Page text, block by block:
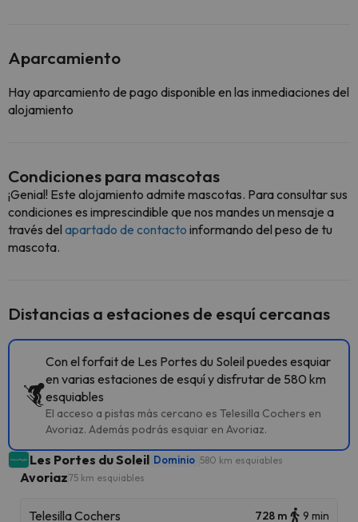
Aparcamiento
Hay aparcamiento de pago disponible en las inmediaciones del
alojamiento
Condiciones para mascotas
¡Genial! Este alojamiento admite mascotas. Para consultar sus
condiciones es imprescindible que nos mandes un mensaje a
través del apartado de contacto informando del peso de tu
mascota.
Distancias a estaciones de esquí cercanas
Con el forfait de Les Portes du Soleil puedes esquiar
en varias estaciones de esquí y disfrutar de 580 km
esquiables
El acceso a pistas más cercano es Telesilla Cochers en
Avoriaz. Además podrás esquiar en Avoriaz.
Les Portes du Soleil Dominio 580 km esquiables
Avoriaz75 km esquiables
Telesilla Cochers 728 m 9 min